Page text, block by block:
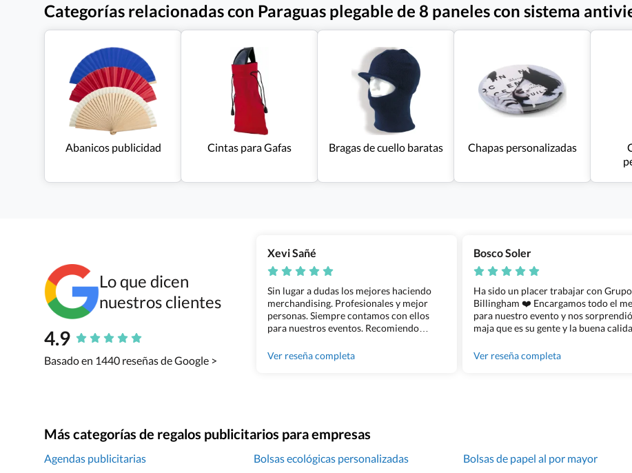
Categorías relacionadas con Paraguas plegable de 8 paneles con sistema
Abanicos publicidad Cintas para Gafas Bragas de cuello baratas Chapas personalizadas
Lo que dicen
nuestros clientes
4.9
Basado en 1440 reseñas de Google >
Xevi Sañé
Sin lugar a dudas los mejores haciendo
merchandising. Profesionales y mejor
personas. Siempre contamos con ellos
para nuestros eventos. Recomiendo
Ver reseña completa
Bosco Soler
Ha sido un placer trabajar con Grupo
Billingham ❤️ Encargamos todo el
para nuestro evento y nos
maja que es su gente y la buena
100% recomendado!!
Ver reseña completa
Más categorías de regalos publicitarios para empresas
Agendas publicitarias Bolsas ecológicas personalizadas Bolsas de papel al por mayor